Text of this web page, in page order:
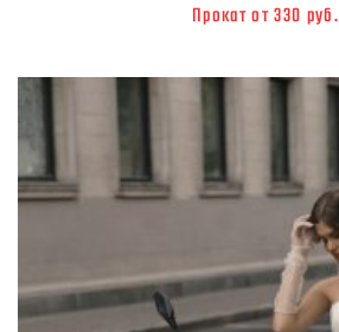
Прокат от 330 руб.